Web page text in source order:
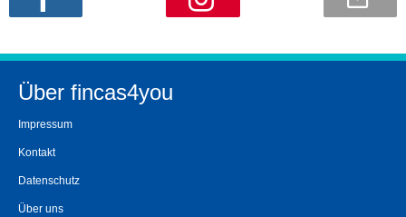
Über fincas4you
Impressum
Kontakt
Datenschutz
Über uns